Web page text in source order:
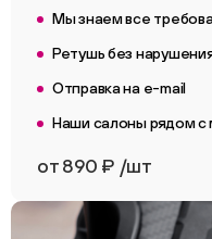
Мы знаем все
Ретушь без
Отправка на e-mail
Наши салоны рядом с
от 890 ₽ /шт